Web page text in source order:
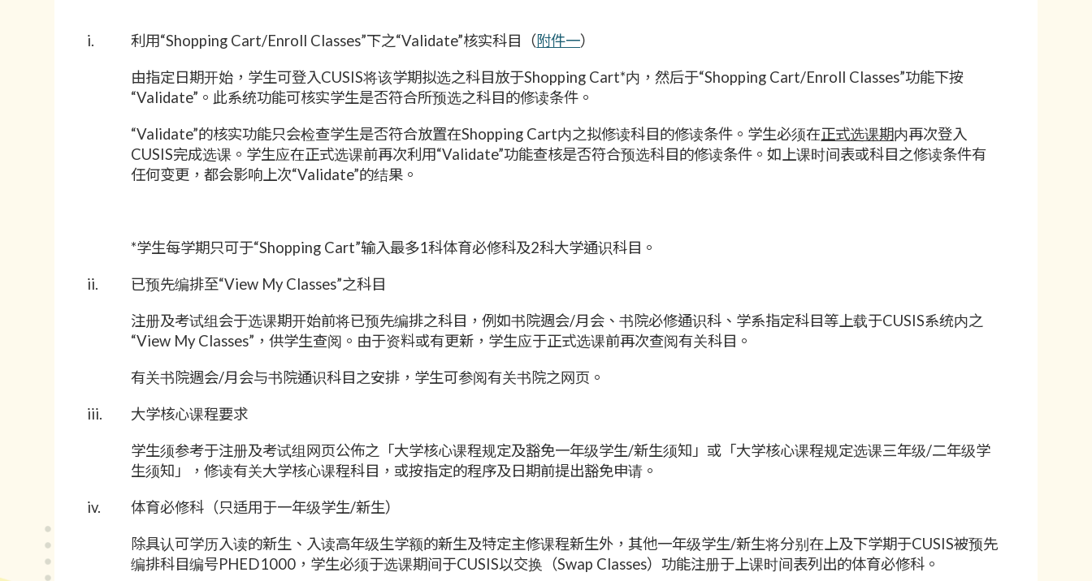
i. 利用“Shopping Cart/Enroll Classes”下之“Validate”核实科目（附件一）
由指定日期开始，学生可登入CUSIS将该学期拟选之科目放于Shopping Cart*内，然后于“Shopping Cart/Enroll Classes”功能下按
“Validate”。此系统功能可核实学生是否符合所预选之科目的修读条件。
“Validate”的核实功能只会检查学生是否符合放置在Shopping Cart内之拟修读科目的修读条件。学生必须在正式选课期内再次登入
CUSIS完成选课。学生应在正式选课前再次利用“Validate”功能查核是否符合预选科目的修读条件。如上课时间表或科目之修读条件有
任何变更，都会影响上次“Validate”的结果。
*学生每学期只可于“Shopping Cart”输入最多1科体育必修科及2科大学通识科目。
ii. 已预先编排至“View My Classes”之科目
注册及考试组会于选课期开始前将已预先编排之科目，例如书院週会/月会、书院必修通识科、学系指定科目等上载于CUSIS系统内之
“View My Classes”，供学生查阅。由于资料或有更新，学生应于正式选课前再次查阅有关科目。
有关书院週会/月会与书院通识科目之安排，学生可参阅有关书院之网页。
iii. 大学核心课程要求
学生须参考于注册及考试组网页公佈之「大学核心课程规定及豁免一年级学生/新生须知」或「大学核心课程规定选课三年级/二年级学
生须知」，修读有关大学核心课程科目，或按指定的程序及日期前提出豁免申请。
iv. 体育必修科（只适用于一年级学生/新生）
除具认可学历入读的新生、入读高年级生学额的新生及特定主修课程新生外，其他一年级学生/新生将分别在上及下学期于CUSIS被预先
编排科目编号PHED1000，学生必须于选课期间于CUSIS以交换（Swap Classes）功能注册于上课时间表列出的体育必修科。